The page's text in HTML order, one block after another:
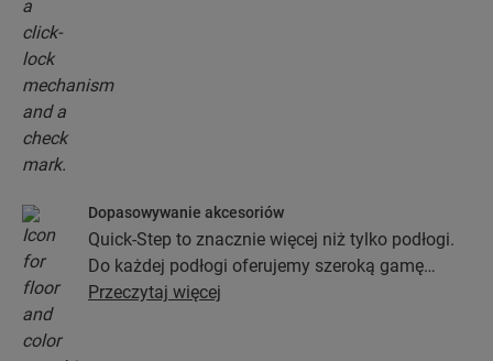
Dopasowywanie akcesoriów
Quick-Step to znacznie więcej niż tylko podłogi.
Do każdej podłogi oferujemy szeroką gamę
akcesoriów włącznie z podkładami, profilami
Przeczytaj więcej